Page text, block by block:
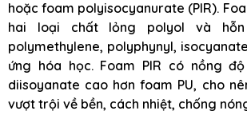
hoặc foam polyisocyanurate (PIR).
hai loại chất lỏng polyol và
polymethylene, polyphynyl,
ứng hóa học. Foam PIR có nồng
diisoyanate cao hơn foam PU, cho
vượt trội về bền, cách nhiệt, chống